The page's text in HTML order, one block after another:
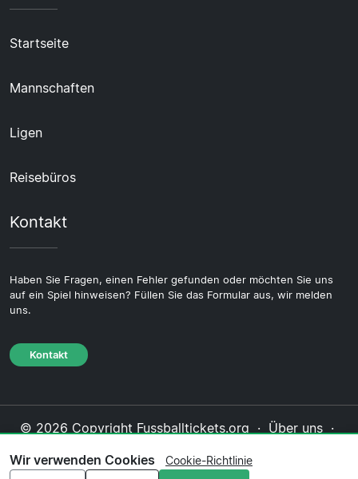
Startseite
Mannschaften
Ligen
Reisebüros
Kontakt
Haben Sie Fragen, einen Fehler gefunden oder möchten Sie uns
auf ein Spiel hinweisen? Füllen Sie das Formular aus, wir melden
uns.
Kontakt
© 2026 Copyright Fussballtickets.org · Über uns ·
Cookie-Richtlinie·Redaktionelle Richtlinie
Wir verwenden Cookies
Cookie-Richtlinie